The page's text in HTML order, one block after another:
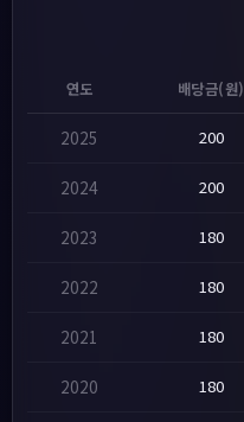
연도 배당금(원)
2025 200
2024 200
2023 180
2022 180
2021 180
2020 180